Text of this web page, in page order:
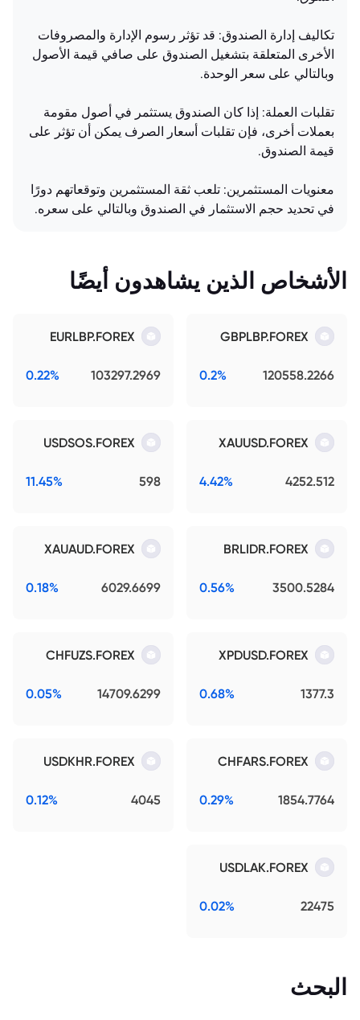
تكاليف إدارة الصندوق: قد تؤثر رسوم الإدارة والمصروفات
الأخرى المتعلقة بتشغيل الصندوق على صافي قيمة الأصول
وبالتالي على سعر الوحدة.
تقلبات العملة: إذا كان الصندوق يستثمر في أصول مقومة
بعملات أخرى، فإن تقلبات أسعار الصرف يمكن أن تؤثر على
قيمة الصندوق.
معنويات المستثمرين: تلعب ثقة المستثمرين وتوقعاتهم دورًا
في تحديد حجم الاستثمار في الصندوق وبالتالي على سعره.
الأشخاص الذين يشاهدون أيضًا
GBPLBP.FOREX
120558.2266
0.2%
EURLBP.FOREX
103297.2969
0.22%
XAUUSD.FOREX
4252.512
4.42%
USDSOS.FOREX
598
11.45%
BRLIDR.FOREX
3500.5284
0.56%
XAUAUD.FOREX
6029.6699
0.18%
XPDUSD.FOREX
1377.3
0.68%
CHFUZS.FOREX
14709.6299
0.05%
CHFARS.FOREX
1854.7764
0.29%
USDKHR.FOREX
4045
0.12%
USDLAK.FOREX
22475
0.02%
البحث